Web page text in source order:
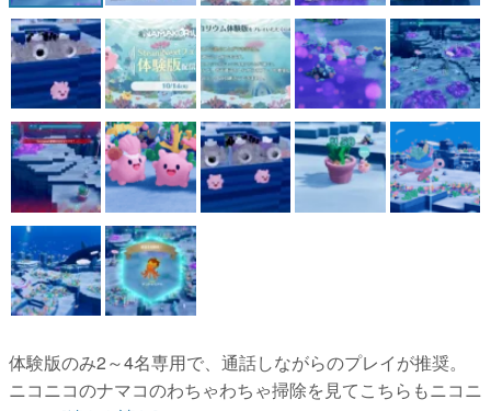
アプリレビュー
その他
電ファミニコゲーマーとは？
運営：株式会社マレ
体験版のみ2～4名専用で、通話しながらのプレイが推奨。
ニコニコのナマコのわちゃわちゃ掃除を見てこちらもニコニ